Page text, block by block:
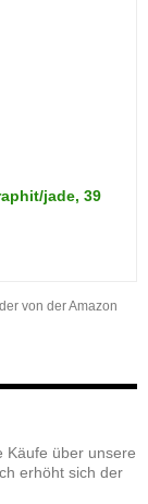
jade, 39
von der Amazon
Käufe über unsere
erhöht sich der